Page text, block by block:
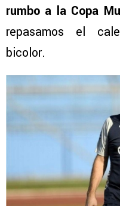
rumbo a la Copa
repasamos el
bicolor.